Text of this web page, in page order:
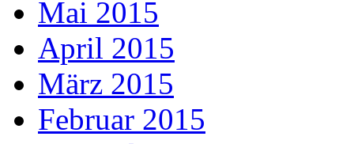
Mai 2015
April 2015
März 2015
Februar 2015